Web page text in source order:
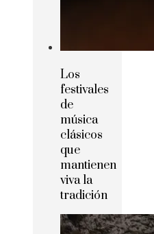
Los
festivales
de
música
clásicos
que
mantienen
viva la
tradición